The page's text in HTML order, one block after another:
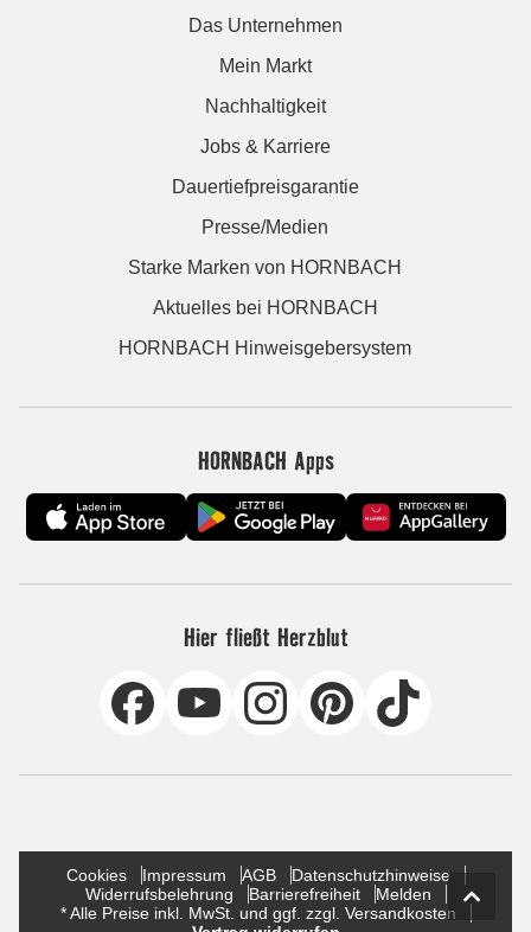
Das Unternehmen
Mein Markt
Nachhaltigkeit
Jobs & Karriere
Dauertiefpreisgarantie
Presse/Medien
Starke Marken von HORNBACH
Aktuelles bei HORNBACH
HORNBACH Hinweisgebersystem
HORNBACH Apps
Hier fließt Herzblut
Cookies Impressum AGB
Datenschutzhinweise
Widerrufsbelehrung
Barrierefreiheit
Melden
* Alle Preise inkl. MwSt. und ggf. zzgl. Versandkosten